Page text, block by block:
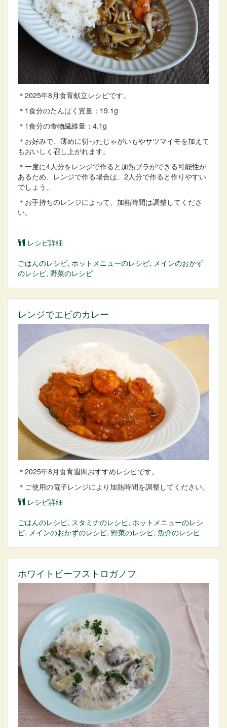
＊2025年8月食育献立レシピです。
＊1食分のたんぱく質量：19.1g
＊1食分の食物繊維量：4.1g
＊お好みで、薄めに切ったじゃがいもやサツマイモを加えて
もおいしく召し上がれます。
＊一度に4人分をレンジで作ると加熱ブラができる可能性が
あるため、レンジで作る場合は、2人分で作ると作りやすい
でしょう。
＊お手持ちのレンジによって、加熱時間は調整してくださ
い。
レシピ詳細
ごはんのレシピ, ホットメニューのレシピ, メインのおかず
のレシピ, 野菜のレシピ
レンジでエビのカレー
＊2025年8月食育週間おすすめレシピです。
＊ご使用の電子レンジにより加熱時間を調整してください。
レシピ詳細
ごはんのレシピ, スタミナのレシピ, ホットメニューのレシ
ピ, メインのおかずのレシピ, 野菜のレシピ, 魚介のレシピ
ホワイトビーフストロガノフ